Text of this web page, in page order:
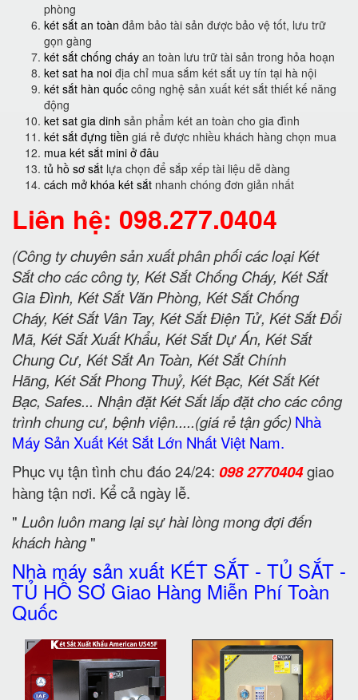
phòng
két sắt an toàn đảm bảo tài sản được bảo vệ tốt, lưu trữ
gọn gàng
két sắt chống cháy an toàn lưu trữ tài sản trong hỏa hoạn
ket sat ha noi địa chỉ mua sắm két sắt uy tín tại hà nội
két sắt hàn quốc công nghệ sản xuất két sắt thiết kế năng
động
ket sat gia dinh sản phẩm két an toàn cho gia đình
két sắt đựng tiền giá rẻ được nhiều khách hàng chọn mua
mua két sắt mini ở đâu
tủ hồ sơ sắt lựa chọn để sắp xếp tài liệu dễ dàng
cách mở khóa két sắt nhanh chóng đơn giản nhất
Liên hệ: 098.277.0404
(Công ty chuyên sản xuất phân phối các loại Két
Sắt cho các công ty, Két Sắt Chống Cháy, Két Sắt
Gia Đình, Két Sắt Văn Phòng, Két Sắt Chống
Cháy, Két Sắt Vân Tay, Két Sắt Điện Tử, Két Sắt Đổi
Mã, Két Sắt Xuất Khẩu, Két Sắt Dự Án, Két Sắt
Chung Cư, Két Sắt An Toàn, Két Sắt Chính
Hãng, Két Sắt Phong Thuỷ, Két Bạc, Két Sắt Két
Bạc, Safes... Nhận đặt Két Sắt lắp đặt cho các công
trình chung cư, bệnh viện.....(giá rẻ tận gốc) Nhà
Máy Sản Xuất Két Sắt Lớn Nhất Việt Nam.
Phục vụ tận tình chu đáo 24/24: 098 2770404giao
hàng tận nơi. Kể cả ngày lễ.
" Luôn luôn mang lại sự hài lòng mong đợi đến
khách hàng"
Nhà máy sản xuất KÉT SẮT - TỦ SẮT -
TỦ HỒ SƠ Giao Hàng Miễn Phí Toàn
Quốc